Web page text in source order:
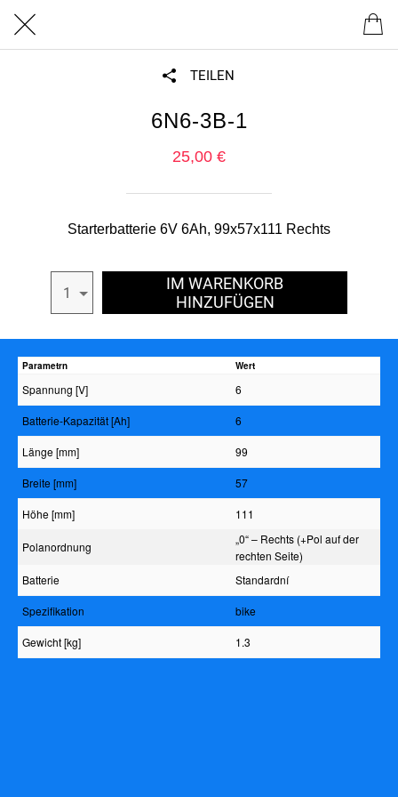
TEILEN
6N6-3B-1
25,00 €
Starterbatterie 6V 6Ah, 99x57x111 Rechts
1
IM WARENKORB
HINZUFÜGEN
Parametrn Wert
Spannung [V] 6
Batterie-Kapazität [Ah] 6
Länge [mm] 99
Breite [mm] 57
Höhe [mm] 111
Polanordnung
„0“ – Rechts (+Pol auf der
rechten Seite)
Batterie
Standardní
Spezifikation bike
Gewicht [kg] 1.3